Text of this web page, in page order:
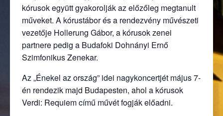
kórusok együtt gyakorolják az előzőleg megtanult
műveket. A kórustábor és a rendezvény művészeti
vezetője Hollerung Gábor, a kórusok zenei
partnere pedig a Budafoki Dohnányi Ernő
Szimfonikus Zenekar.
Az „Énekel az ország” idei nagykoncertjét május 7-
én rendezik majd Budapesten, ahol a kórusok
Verdi: Requiem című művét fogják előadni.